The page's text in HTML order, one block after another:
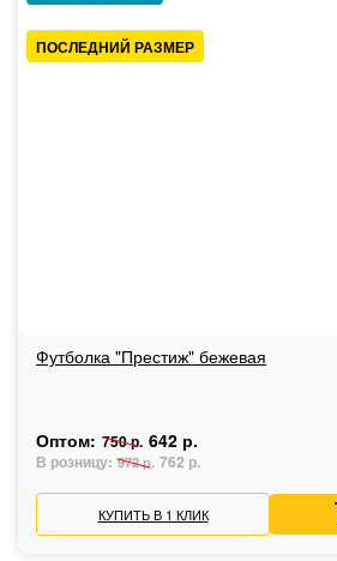
ПОСЛЕДНИЙ РАЗМЕР
Футболка "Престиж" бежевая
Оптом: 750 р. 642 р.
В розницу: 972 р. 762 р.
КУПИТЬ В 1 КЛИК